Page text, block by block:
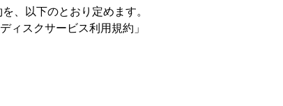
、以下のとおり定めます。
ィスクサービス利用規約」